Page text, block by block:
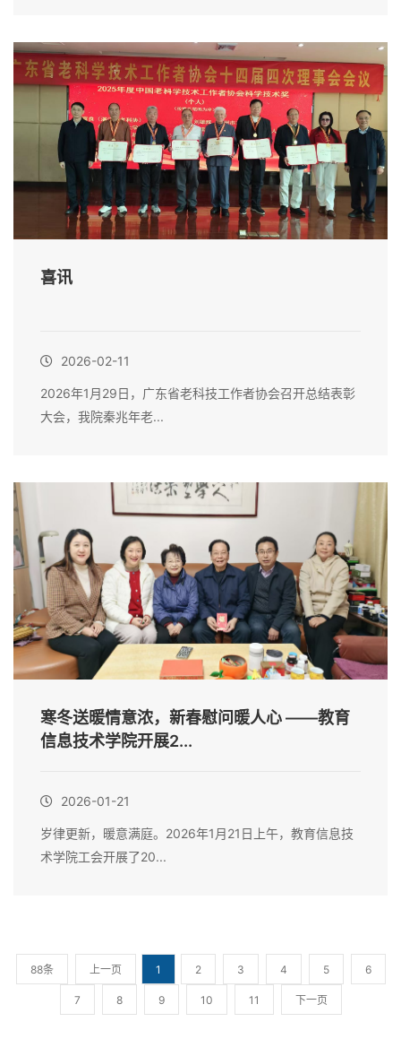
喜讯
2026-02-11
2026年1月29日，广东省老科技工作者协会召开总结表彰
大会，我院秦兆年老...
寒冬送暖情意浓，新春慰问暖人心 ——教育
信息技术学院开展2...
2026-01-21
岁律更新，暖意满庭。2026年1月21日上午，教育信息技
术学院工会开展了20...
88条 上一页 1 2 3 4 5 6
7 8 9 10 11 下一页